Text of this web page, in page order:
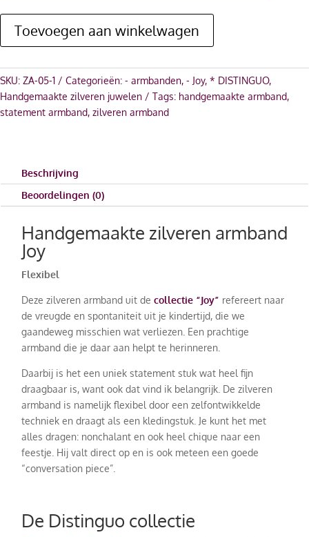
Toevoegen aan winkelwagen
SKU: ZA-05-1 Categorieën: - armbanden, - Joy, * DISTINGUO,
Handgemaakte zilveren juwelen
Tags: handgemaakte armband,
statement armband, zilveren armband
Beschrijving
Beoordelingen (0)
Handgemaakte zilveren armband
Joy
Flexibel
Deze zilveren armband uit de collectie “Joy” refereert naar
de vreugde en spontaniteit uit je kindertijd, die we
gaandeweg misschien wat verliezen. Een prachtige
armband die je daar aan helpt te herinneren.
Daarbij is het een uniek statement stuk wat heel fijn
draagbaar is, want ook dat vind ik belangrijk. De zilveren
armband is namelijk flexibel door een zelfontwikkelde
techniek en draagt als een kledingstuk. Je kunt het met
alles dragen: nonchalant en ook heel chique naar een
feestje. Hij valt direct op en is ook meteen een goede
“conversation piece”.
De Distinguo collectie